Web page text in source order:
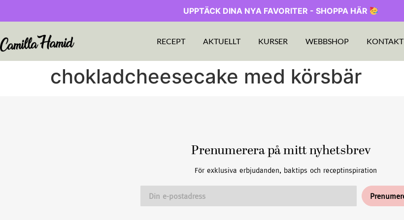
UPPTÄCK DINA NYA FAVORITER - SHOPPA HÄR
RECEPT AKTUELLT KURSER WEBBSHOP KONTAKT
chokladcheesecake med körsbär
Prenumerera på mitt nyhetsbrev
För exklusiva erbjudanden, baktips och receptinspiration